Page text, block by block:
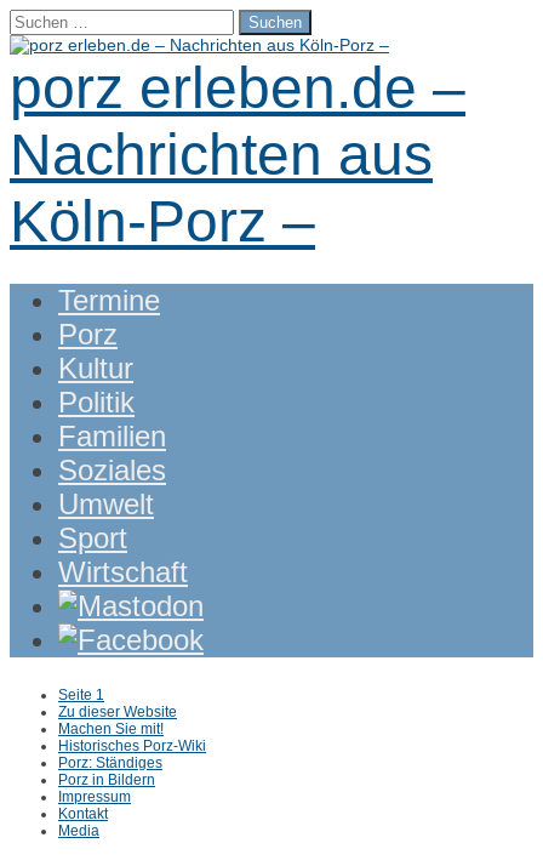
Suchen
nach:
porz erleben.de –
Nachrichten aus
Köln-Porz –
Main
menu
Skip
content
Termine
Porz
Kultur
Politik
Familien
Soziales
Umwelt
Sport
Wirtschaft
menu
Seite 1
Zu dieser Website
Machen Sie mit!
Historisches Porz-Wiki
Porz: Ständiges
Porz in Bildern
Impressum
Kontakt
Media